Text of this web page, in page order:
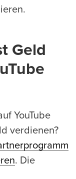
Geld
YouTube
verdienen?
. Die